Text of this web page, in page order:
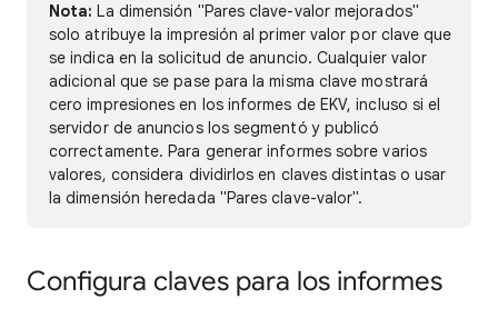
Nota: La dimensión "Pares clave-valor mejorados"
solo atribuye la impresión al primer valor por clave que
se indica en la solicitud de anuncio. Cualquier valor
adicional que se pase para la misma clave mostrará
cero impresiones en los informes de EKV, incluso si el
servidor de anuncios los segmentó y publicó
correctamente. Para generar informes sobre varios
valores, considera dividirlos en claves distintas o usar
la dimensión heredada "Pares clave-valor".
Configura claves para los informes